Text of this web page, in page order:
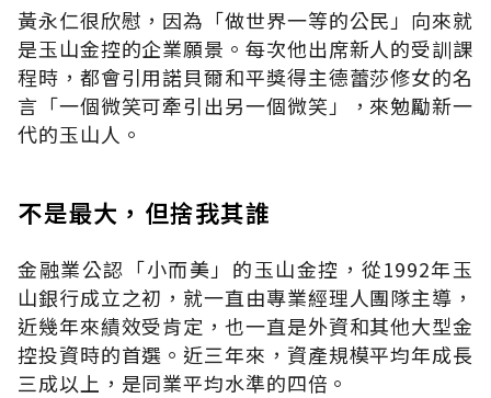
黃永仁很欣慰，因為「做世界一等的公民」向來就
是玉山金控的企業願景。每次他出席新人的受訓課
程時，都會引用諾貝爾和平獎得主德蕾莎修女的名
言「一個微笑可牽引出另一個微笑」，來勉勵新一
代的玉山人。
不是最大，但捨我其誰
金融業公認「小而美」的玉山金控，從1992年玉
山銀行成立之初，就一直由專業經理人團隊主導，
近幾年來績效受肯定，也一直是外資和其他大型金
控投資時的首選。近三年來，資產規模平均年成長
三成以上，是同業平均水準的四倍。